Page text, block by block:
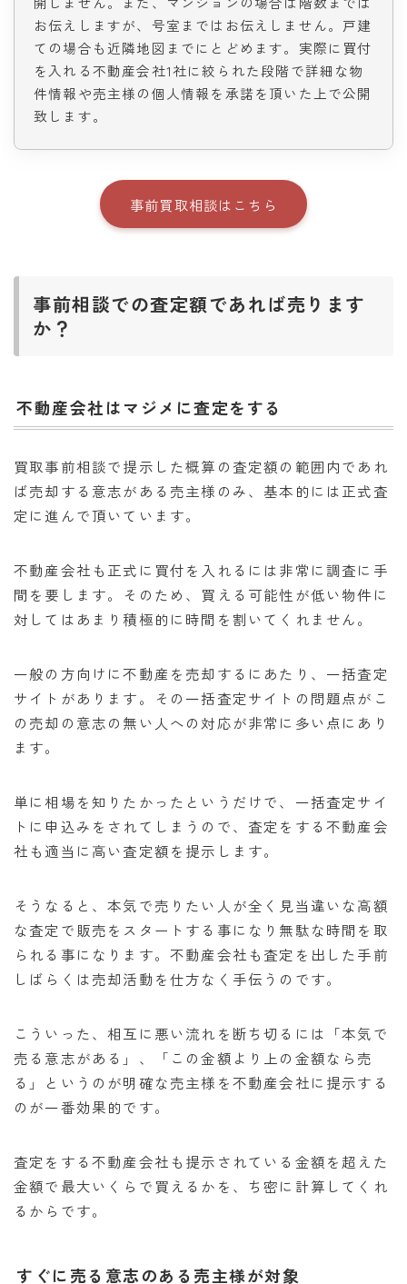
お伝えしますが、号室まではお伝えしません。戸建
ての場合も近隣地図までにとどめます。実際に買付
を入れる不動産会社1社に絞られた段階で詳細な物
件情報や売主様の個人情報を承諾を頂いた上で公開
致します。
事前買取相談はこちら
事前相談での査定額であれば売ります
か？
不動産会社はマジメに査定をする
買取事前相談で提示した概算の査定額の範囲内であれ
ば売却する意志がある売主様のみ、基本的には正式査
定に進んで頂いています。
不動産会社も正式に買付を入れるには非常に調査に手
間を要します。そのため、買える可能性が低い物件に
対してはあまり積極的に時間を割いてくれません。
一般の方向けに不動産を売却するにあたり、一括査定
サイトがあります。その一括査定サイトの問題点がこ
の売却の意志の無い人への対応が非常に多い点にあり
ます。
単に相場を知りたかったというだけで、一括査定サイ
トに申込みをされてしまうので、査定をする不動産会
社も適当に高い査定額を提示します。
そうなると、本気で売りたい人が全く見当違いな高額
な査定で販売をスタートする事になり無駄な時間を取
られる事になります。不動産会社も査定を出した手前
しばらくは売却活動を仕方なく手伝うのです。
こういった、相互に悪い流れを断ち切るには「本気で
売る意志がある」、「この金額より上の金額なら売
る」というのが明確な売主様を不動産会社に提示する
のが一番効果的です。
査定をする不動産会社も提示されている金額を超えた
金額で最大いくらで買えるかを、ち密に計算してくれ
るからです。
すぐに売る意志のある売主様が対象